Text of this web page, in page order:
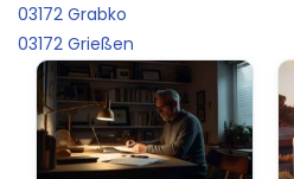
03172 Grabko
03172 Grießen